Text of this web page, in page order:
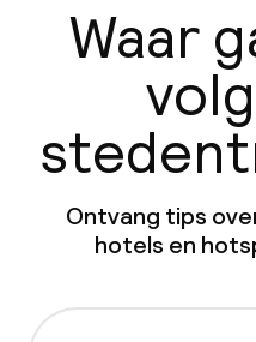
Waar
Ontvang tips
hotels en